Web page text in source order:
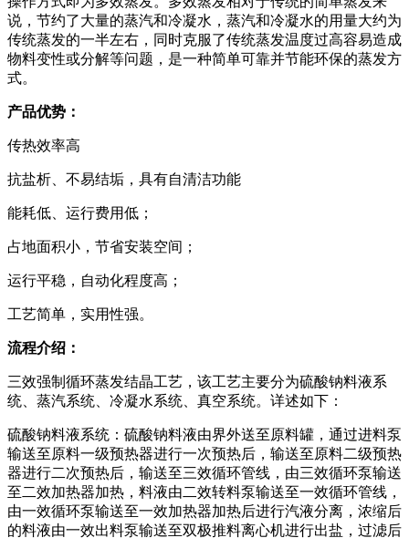
说，节约了大量的蒸汽和冷凝水，蒸汽和冷凝水的用量大约为
传统蒸发的一半左右，同时克服了传统蒸发温度过高容易造成
物料变性或分解等问题，是一种简单可靠并节能环保的蒸发方
式。
产品优势：
传热效率高
抗盐析、不易结垢，具有自清洁功能
能耗低、运行费用低；
占地面积小，节省安装空间；
运行平稳，自动化程度高；
工艺简单，实用性强。
流程介绍：
三效强制循环蒸发结晶工艺，该工艺主要分为硫酸钠料液系
统、蒸汽系统、冷凝水系统、真空系统。详述如下：
硫酸钠料液系统：硫酸钠料液由界外送至原料罐，通过进料泵
输送至原料一级预热器进行一次预热后，输送至原料二级预热
器进行二次预热后，输送至三效循环管线，由三效循环泵输送
至二效加热器加热，料液由二效转料泵输送至一效循环管线，
由一效循环泵输送至一效加热器加热后进行汽液分离，浓缩后
的料液由一效出料泵输送至双极推料离心机进行出盐，过滤后